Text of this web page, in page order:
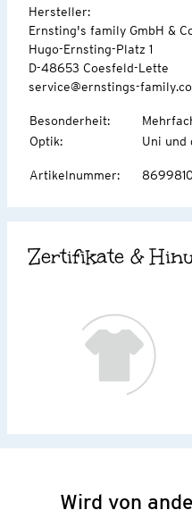
Hersteller:
Ernsting's family GmbH &
Hugo-Ernsting-Platz 1
D-48653 Coesfeld-Lette
service@ernstings-
Besonderheit:
Optik: Uni
Artikelnummer:
Zertifikate &
Wird von